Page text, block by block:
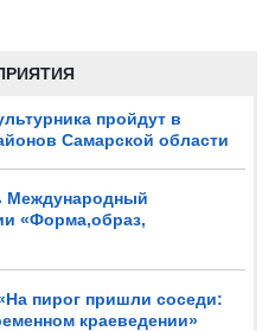
пройдут в
Самарской области
Международный
«Форма,образ,
пирог пришли соседи:
краеведении»